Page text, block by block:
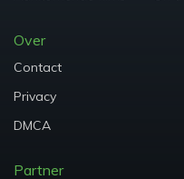
Over
Contact
Privacy
DMCA
Partner